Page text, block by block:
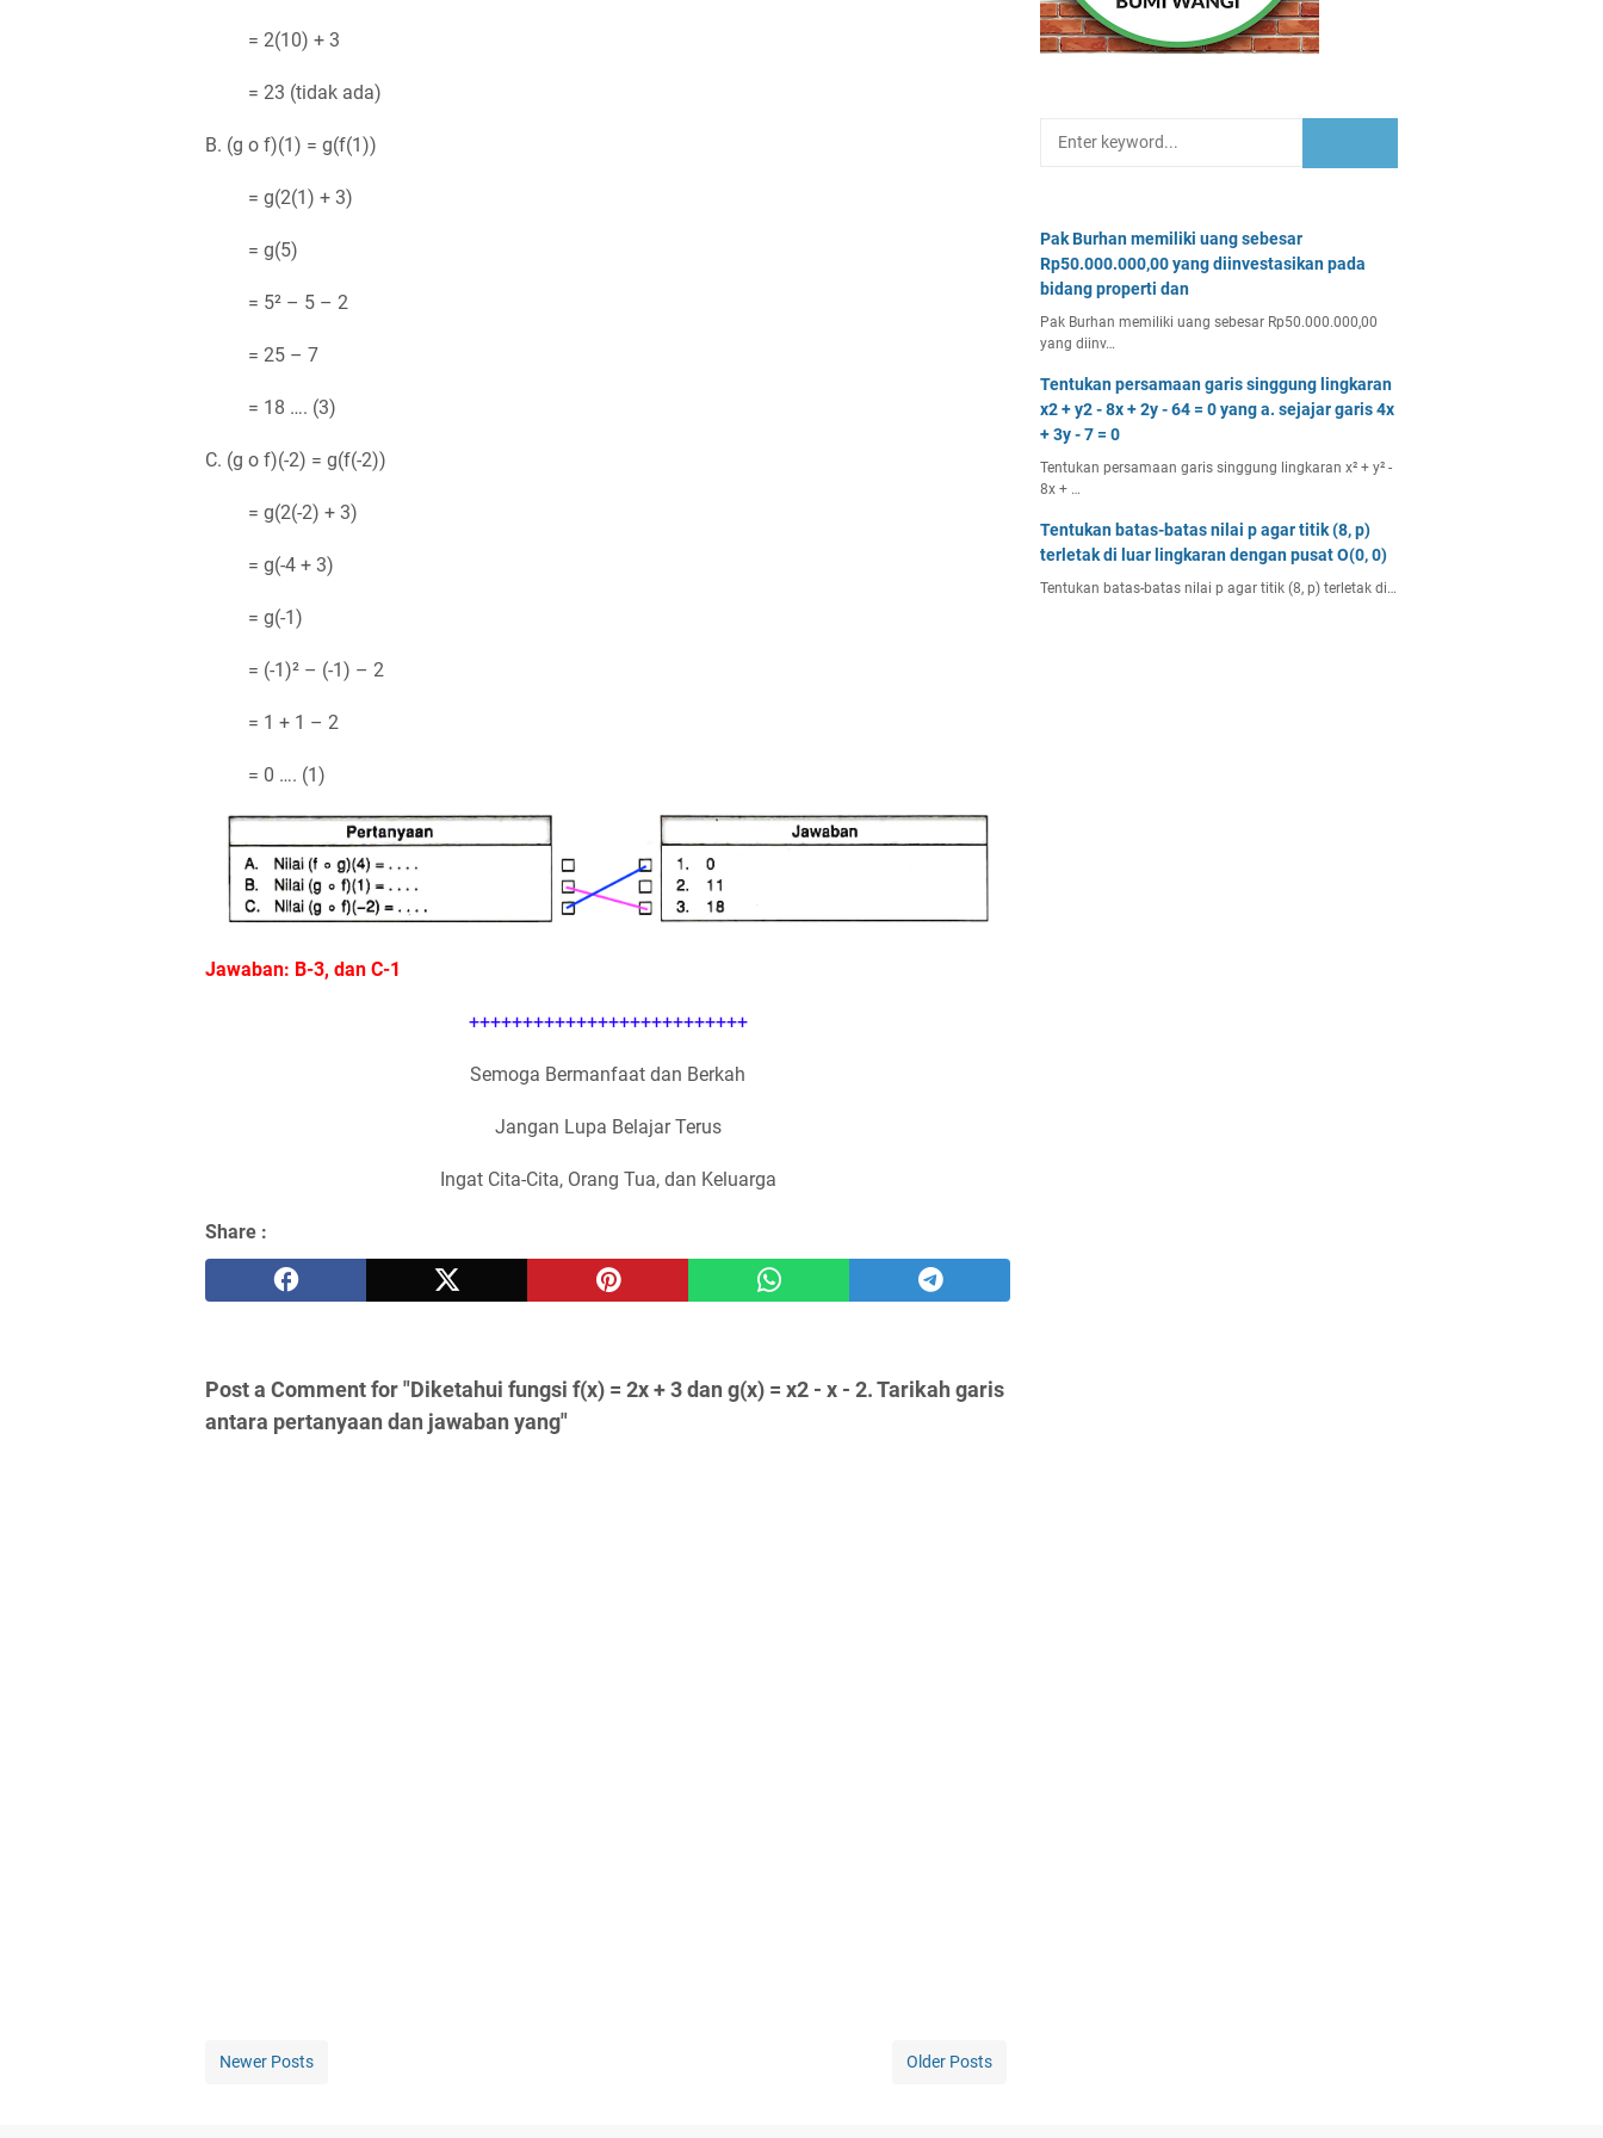
= 2(10) + 3
= 23 (tidak ada)
B. (g o f)(1) = g(f(1))
= g(2(1) + 3)
= g(5)
= 5² – 5 – 2
= 25 – 7
= 18 …. (3)
C. (g o f)(-2) = g(f(-2))
= g(2(-2) + 3)
= g(-4 + 3)
= g(-1)
= (-1)² – (-1) – 2
= 1 + 1 – 2
= 0 …. (1)
Jawaban: B-3, dan C-1
++++++++++++++++++++++++++
Semoga Bermanfaat dan Berkah
Jangan Lupa Belajar Terus
Ingat Cita-Cita, Orang Tua, dan Keluarga
Share :
Post a Comment for "Diketahui fungsi f(x) = 2x + 3 dan g(x) = x2 - x - 2. Tarikah garis
antara pertanyaan dan jawaban yang"
Newer Posts Older Posts
Pak Burhan memiliki uang sebesar
Rp50.000.000,00 yang diinvestasikan pada
bidang properti dan
Pak Burhan memiliki uang sebesar Rp50.000.000,00
yang diinv…
Tentukan persamaan garis singgung lingkaran
x2 + y2 - 8x + 2y - 64 = 0 yang a. sejajar garis 4x
+ 3y - 7 = 0
Tentukan persamaan garis singgung lingkaran x² + y² -
8x + …
Tentukan batas-batas nilai p agar titik (8, p)
terletak di luar lingkaran dengan pusat O(0, 0)
Tentukan batas-batas nilai p agar titik (8, p) terletak di…